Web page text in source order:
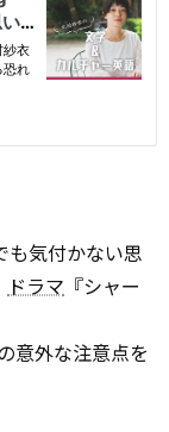
も気付かない思
ドラマ 『シャー
意外な注意点を